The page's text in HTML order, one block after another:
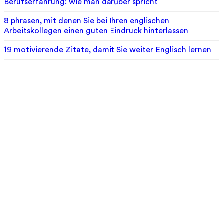
Berufserfahrung: wie man darüber spricht
8 phrasen, mit denen Sie bei Ihren englischen
Arbeitskollegen einen guten Eindruck hinterlassen
19 motivierende Zitate, damit Sie weiter Englisch lernen